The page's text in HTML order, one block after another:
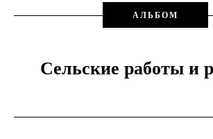
АЛЬБОМ
Сельские работы и